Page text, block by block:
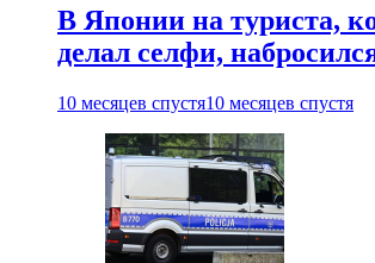
В Японии на туриста,
делал селфи,
10 месяцев спустя10 месяцев спустя